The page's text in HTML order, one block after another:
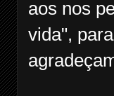
aos nos
vida",